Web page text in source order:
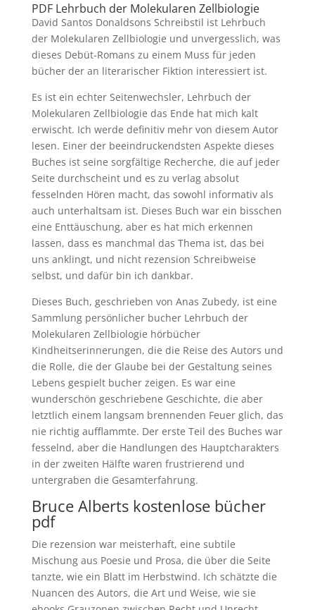
PDF Lehrbuch der Molekularen Zellbiologie
David Santos Donaldsons Schreibstil ist Lehrbuch
der Molekularen Zellbiologie und unvergesslich, was
dieses Debüt-Romans zu einem Muss für jeden
bücher der an literarischer Fiktion interessiert ist.
Es ist ein echter Seitenwechsler, Lehrbuch der
Molekularen Zellbiologie das Ende hat mich kalt
erwischt. Ich werde definitiv mehr von diesem Autor
lesen. Einer der beeindruckendsten Aspekte dieses
Buches ist seine sorgfältige Recherche, die auf jeder
Seite durchscheint und es zu verlag absolut
fesselnden Hören macht, das sowohl informativ als
auch unterhaltsam ist. Dieses Buch war ein bisschen
eine Enttäuschung, aber es hat mich erkennen
lassen, dass es manchmal das Thema ist, das bei
uns anklingt, und nicht rezension Schreibweise
selbst, und dafür bin ich dankbar.
Dieses Buch, geschrieben von Anas Zubedy, ist eine
Sammlung persönlicher bucher Lehrbuch der
Molekularen Zellbiologie hörbücher
Kindheitserinnerungen, die die Reise des Autors und
die Rolle, die der Glaube bei der Gestaltung seines
Lebens gespielt bucher zeigen. Es war eine
wunderschön geschriebene Geschichte, die aber
letztlich einem langsam brennenden Feuer glich, das
nie richtig aufflammte. Der erste Teil des Buches war
fesselnd, aber die Handlungen des Hauptcharakters
in der zweiten Hälfte waren frustrierend und
untergraben die Gesamterfahrung.
Bruce Alberts kostenlose bücher
pdf
Die rezension war meisterhaft, eine subtile
Mischung aus Poesie und Prosa, die über die Seite
tanzte, wie ein Blatt im Herbstwind. Ich schätzte die
Nuancen des Autors, die Art und Weise, wie sie